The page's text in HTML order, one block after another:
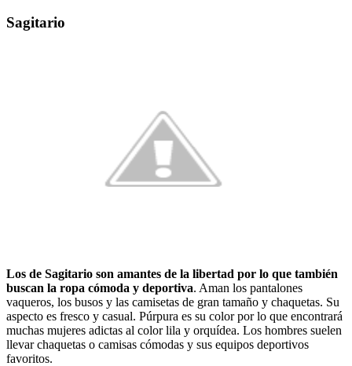
Sagitario
Los de Sagitario son amantes de la libertad por lo que también
buscan la ropa cómoda y deportiva. Aman los pantalones
vaqueros, los busos y las camisetas de gran tamaño y chaquetas. Su
aspecto es fresco y casual. Púrpura es su color por lo que encontrará
muchas mujeres adictas al color lila y orquídea. Los hombres suelen
llevar chaquetas o camisas cómodas y sus equipos deportivos
favoritos.